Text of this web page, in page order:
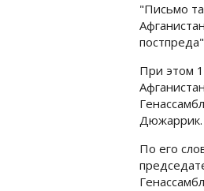
"Письмо
При этом
Дюжаррик.
По его